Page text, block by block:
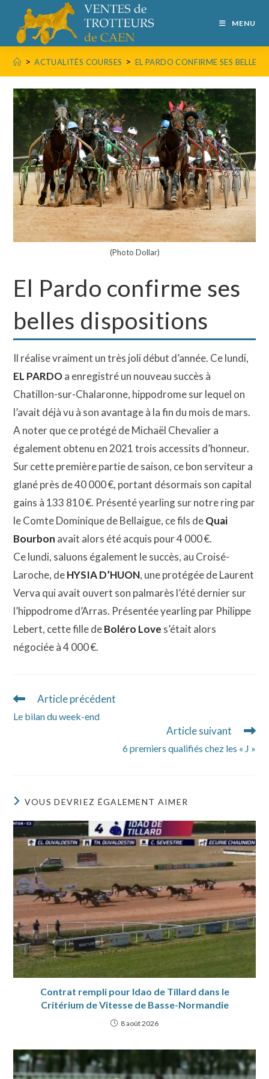
MENU
> ACTUALITÉS COURSES > EL PARDO CONFIRME SES BELLES
(Photo Dollar)
El Pardo confirme ses
belles dispositions
Il réalise vraiment un très joli début d’année. Ce lundi,
EL PARDOa enregistré un nouveau succès à
Chatillon-sur-Chalaronne, hippodrome sur lequel on
l’avait déjà vu à son avantage à la fin du mois de mars.
A noter que ce protégé de Michaël Chevalier a
également obtenu en 2021 trois accessits d’honneur.
Sur cette première partie de saison, ce bon serviteur a
glané près de 40 000 €, portant désormais son capital
gains à 133 810 €. Présenté yearling sur notre ring par
le Comte Dominique de Bellaigue, ce fils deQuai
Bourbon avait alors été acquis pour 4 000 €.
Ce lundi, saluons également le succès, au Croisé-
Laroche, deHYSIA D’HUON, une protégée de Laurent
Verva qui avait ouvert son palmarès l’été dernier sur
l’hippodrome d’Arras. Présentée yearling par Philippe
Lebert, cette fille deBoléro Love s’était alors
négociée à 4 000 €.
Read
articles
Article précédent
Le bilan du week-end
Article suivant
6 premiers qualifiés chez les « J »
VOUS DEVRIEZ ÉGALEMENT AIMER
Contrat rempli pour Idao de Tillard dans le
Critérium de Vitesse de Basse-Normandie
8 août 2026